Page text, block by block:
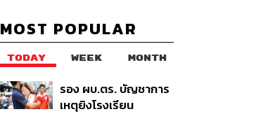
MOST POPULAR
TODAY WEEK MONTH
รอง ผบ.ตร. บัญชาการ
เหตุยิงโรงเรียน